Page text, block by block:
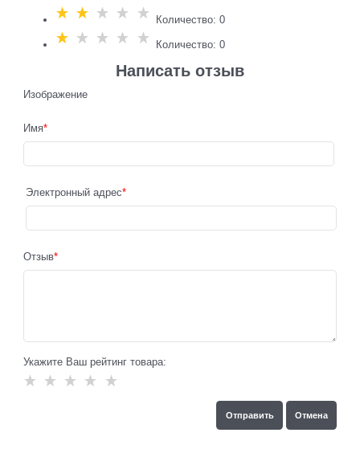
Количество: 0
Количество: 0
Написать отзыв
Изображение
Имя
Электронный адрес
Отзыв
Укажите Ваш рейтинг товара: